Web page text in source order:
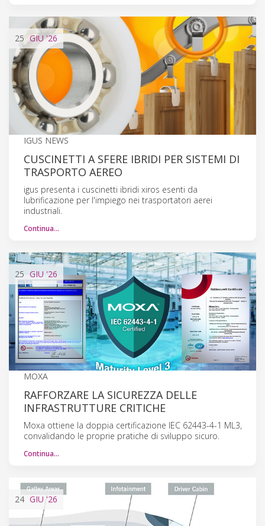
25 GIU'26
IGUS NEWS
CUSCINETTI A SFERE IBRIDI PER SISTEMI DI
TRASPORTO AEREO
igus presenta i cuscinetti ibridi xiros esenti da
lubrificazione per l'impiego nei trasportatori aerei
industriali.
Continua…
25 GIU '26
MOXA
RAFFORZARE LA SICUREZZA DELLE
INFRASTRUTTURE CRITICHE
Moxa ottiene la doppia certificazione IEC 62443-4-1 ML3,
convalidando le proprie pratiche di sviluppo sicuro.
Continua…
24 GIU '26